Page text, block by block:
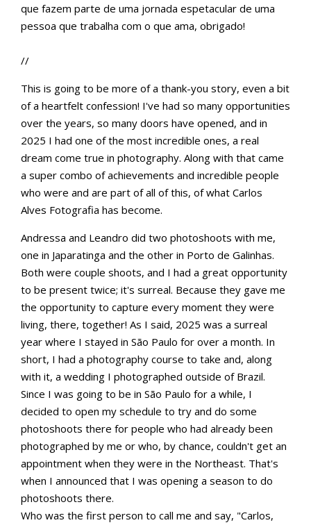
que fazem parte de uma jornada espetacular de uma
pessoa que trabalha com o que ama, obrigado!
//
This is going to be more of a thank-you story, even a bit
of a heartfelt confession! I've had so many opportunities
over the years, so many doors have opened, and in
2025 I had one of the most incredible ones, a real
dream come true in photography. Along with that came
a super combo of achievements and incredible people
who were and are part of all of this, of what Carlos
Alves Fotografia has become.
Andressa and Leandro did two photoshoots with me,
one in Japaratinga and the other in Porto de Galinhas.
Both were couple shoots, and I had a great opportunity
to be present twice; it's surreal. Because they gave me
the opportunity to capture every moment they were
living, there, together! As I said, 2025 was a surreal
year where I stayed in São Paulo for over a month. In
short, I had a photography course to take and, along
with it, a wedding I photographed outside of Brazil.
Since I was going to be in São Paulo for a while, I
decided to open my schedule to try and do some
photoshoots there for people who had already been
photographed by me or who, by chance, couldn't get an
appointment when they were in the Northeast. That's
when I announced that I was opening a season to do
photoshoots there.
Who was the first person to call me and say, "Carlos,